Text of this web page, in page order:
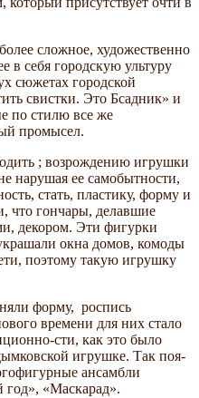
сложное, художественно
в себя городскую ультуру
сюжетах городской
свистки. Это Бсадник» и
по стилю все же
промысел.
; возрождению игрушки
нарушая ее самобытности,
стать, пластику, форму и
что гончары, делав­шие
декором. Эти фигурки
окна домов, ко­моды
поэтому такую игрушку
форму, роспись
времени для них стало
сти, как это было
игрушке. Так поя­
ансамбли
«Маскарад».